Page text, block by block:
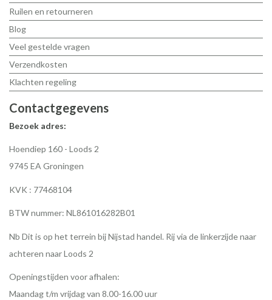
Ruilen en retourneren
Blog
Veel gestelde vragen
Verzendkosten
Klachten regeling
Contactgegevens
Bezoek adres:
Hoendiep 160 - Loods 2
9745 EA Groningen
KVK : 77468104
BTW nummer: NL861016282B01
Nb Dit is op het terrein bij Nijstad handel. Rij via de linkerzijde naar
achteren naar Loods 2
Openingstijden voor afhalen:
Maandag t/m vrijdag van 8.00-16.00 uur